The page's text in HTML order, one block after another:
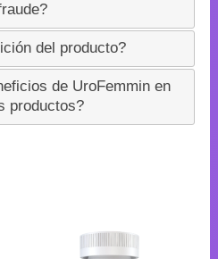
del producto?
de UroFemmin en
productos?